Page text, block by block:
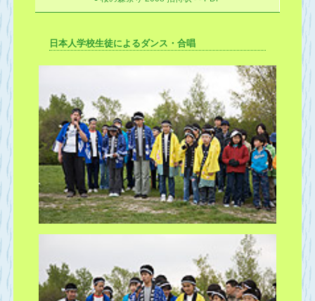
日本人学校生徒によるダンス・合唱